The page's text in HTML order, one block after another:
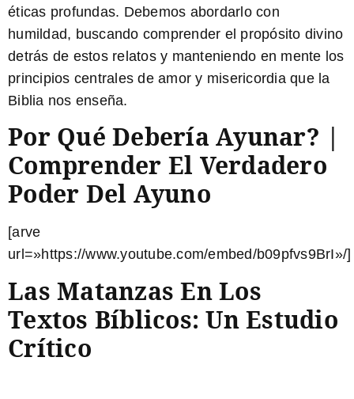
éticas profundas. Debemos abordarlo con
humildad, buscando comprender el propósito divino
detrás de estos relatos y manteniendo en mente los
principios centrales de amor y misericordia que la
Biblia nos enseña.
Por Qué Debería Ayunar? |
Comprender El Verdadero
Poder Del Ayuno
[arve
url=»https://www.youtube.com/embed/b09pfvs9BrI»/]
Las Matanzas En Los
Textos Bíblicos: Un Estudio
Crítico